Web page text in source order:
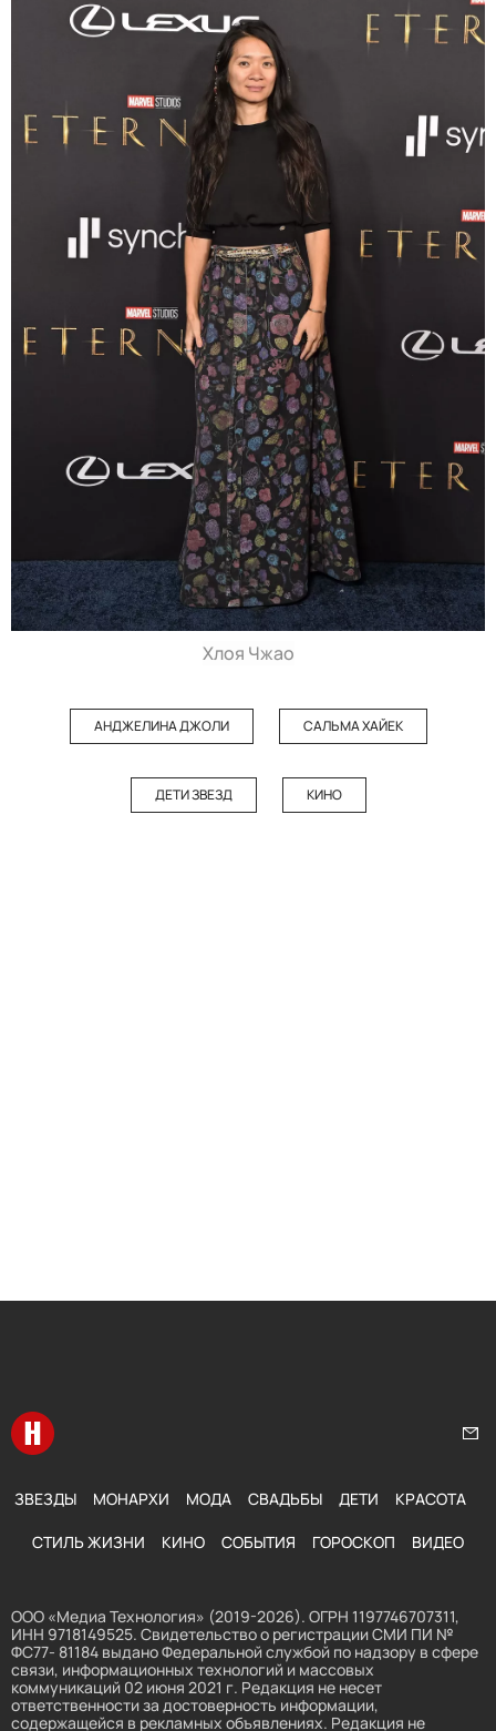
Хлоя Чжао
АНДЖЕЛИНА ДЖОЛИ САЛЬМА ХАЙЕК
ДЕТИ ЗВЕЗД КИНО
Перейти на главную
ЗВЕЗДЫ МОНАРХИ МОДА СВАДЬБЫ ДЕТИ КРАСОТА
СТИЛЬ ЖИЗНИ КИНО СОБЫТИЯ ГОРОСКОП ВИДЕО
ООО «Медиа Технология» (2019-2026). ОГРН 1197746707311,
ИНН 9718149525. Свидетельство о регистрации СМИ ПИ №
ФС77- 81184 выдано Федеральной службой по надзору в сфере
связи, информационных технологий и массовых
коммуникаций 02 июня 2021 г. Редакция не несет
ответственности за достоверность информации,
содержащейся в рекламных объявлениях. Редакция не